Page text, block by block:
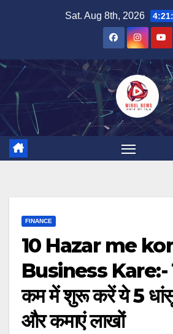
Sat. Aug 8th, 2026
FINANCE
10 Hazar me
Business Kare:-
कम में शुरू करें ये 5
और कमाएं लाखों